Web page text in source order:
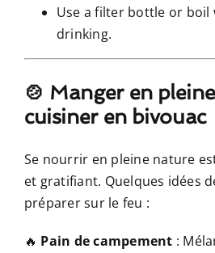
Use a filter bottle or boil
drinking.
🍲 Manger en
cuisiner en bivouac
Se nourrir en pleine nature
et gratifiant. Quelques idées
préparer sur le feu :
🔥 Pain de campement :